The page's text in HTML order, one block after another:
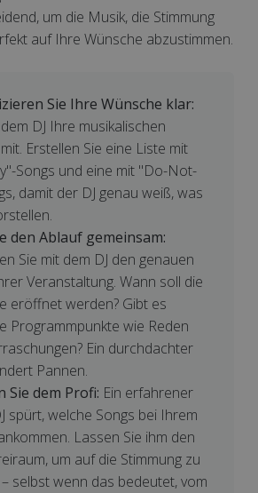
um die Musik, die Stimmung
auf Ihre Wünsche abzustimmen.
Sie Ihre Wünsche klar:
DJ Ihre musikalischen
Erstellen Sie eine Liste mit
Songs und eine mit "Do-Not-
damit der DJ genau weiß, was
den Ablauf gemeinsam:
Sie mit dem DJ den genauen
Veranstaltung. Wann soll die
eröffnet werden? Gibt es
Programmpunkte wie Reden
Ein durchdachter
Pannen.
Sie dem Profi: Ein erfahrener
spürt, welche Songs bei Ihrem
Lassen Sie ihm den
um auf die Stimmung zu
selbst wenn das bedeutet, vom